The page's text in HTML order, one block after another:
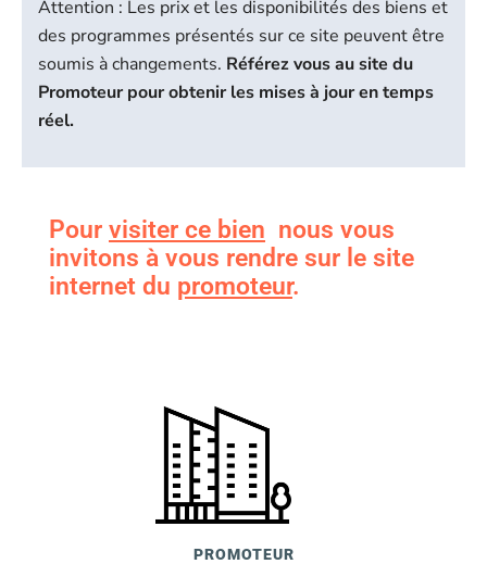
Attention : Les prix et les disponibilités des biens et
des programmes présentés sur ce site peuvent être
soumis à changements. Référez vous au site du
Promoteur pour obtenir les mises à jour en temps
réel.
Pour visiter ce bien nous vous
invitons à vous rendre sur le site
internet du promoteur.
PROMOTEUR